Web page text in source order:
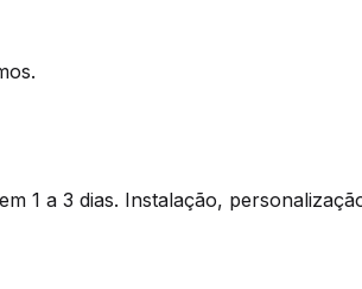
a 3 dias. Instalação,